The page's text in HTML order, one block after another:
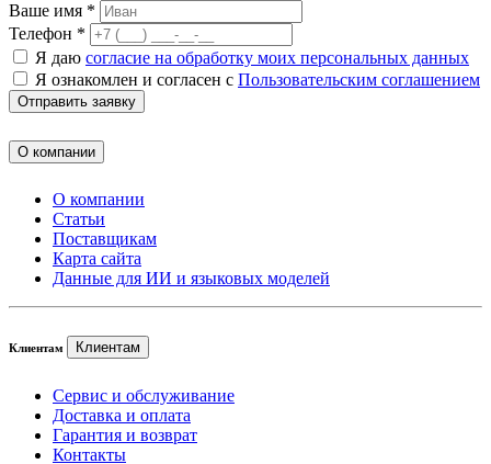
Ваше имя *
Телефон *
Я даю согласие на обработку моих персональных данных
Я ознакомлен и согласен с Пользовательским соглашением
Отправить заявку
О компании
О компании
Статьи
Поставщикам
Карта сайта
Данные для ИИ и языковых моделей
Клиентам Клиентам
Сервис и обслуживание
Доставка и оплата
Гарантия и возврат
Контакты